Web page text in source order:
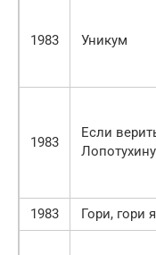
1983 Уникум
1983
Если
Лопотухину
1983 Гори, гори